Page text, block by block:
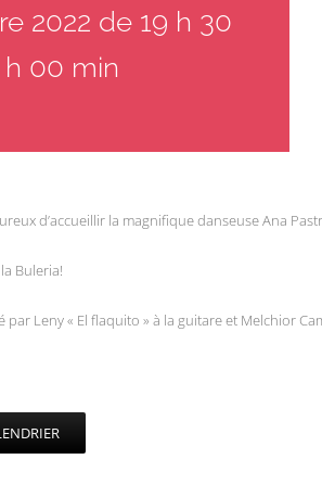
2022 de 19 h 30
h 00 min
d’accueillir la magnifique danseuse Ana
Buleria!
par Leny « El flaquito » à la guitare et Melchior